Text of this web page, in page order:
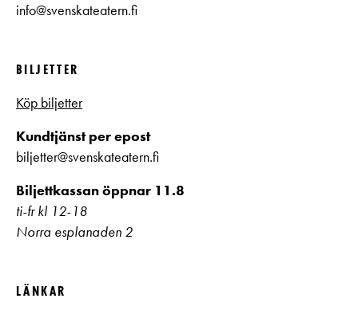
info@svenskateatern.fi
BILJETTER
Köp biljetter
Kundtjänst per epost
biljetter@svenskateatern.fi
Biljettkassan öppnar 11.8
ti-fr kl 12-18
Norra esplanaden 2
LÄNKAR